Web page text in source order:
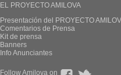
EL PROYECTO AMILOVA
Presentación del PROYECTO
Comentarios de Prensa
Kit de prensa
Banners
Info Anunciantes
Follow Amilova on